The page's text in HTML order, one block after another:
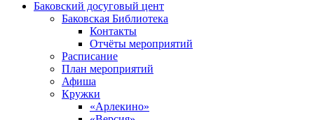
Баковский досуговый цент
Баковская Библиотека
Контакты
Отчёты мероприятий
Расписание
План мероприятий
Афиша
Кружки
«Арлекино»